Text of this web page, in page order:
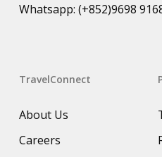
Whatsapp: (+852)9698
TravelConnect
About Us
Careers